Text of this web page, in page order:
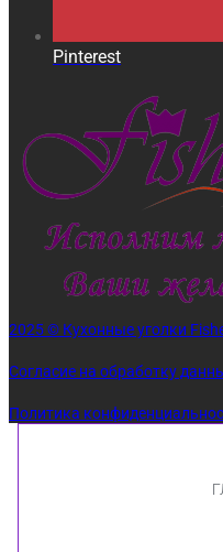
Pinterest
2025 © Кухонные уголки
Согласие на обработку
Политика